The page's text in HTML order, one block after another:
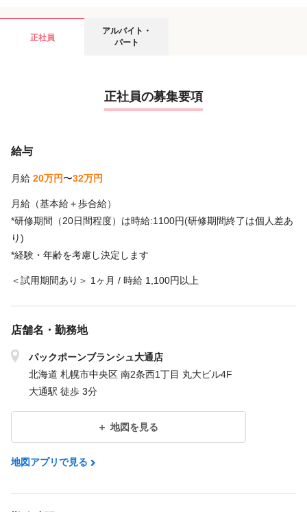
正社員
アルバイト・
パート
正社員の募集要項
給与
月給 20万円〜32万円
月給（基本給＋歩合給）
*研修期間（20日間程度）は時給:1100円(研修期間終了は個人差あ
り)
*経験・年齢を考慮し決定します
＜試用期間あり＞ 1ヶ月 / 時給 1,100円以上
店舗名・勤務地
パックポーンブランシュ大通店
北海道 札幌市中央区 南2条西1丁目 丸大ビル4F
大通駅 徒歩 3分
地図を見る
地図アプリで見る